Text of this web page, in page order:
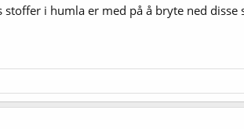
i humla er med på å bryte ned disse